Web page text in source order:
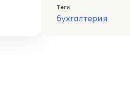
Теги
бухгалтерия